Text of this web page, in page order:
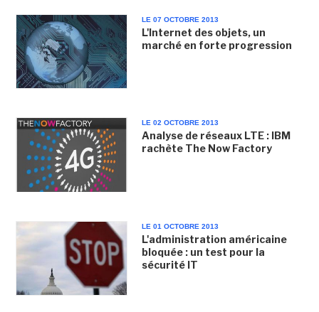
LE 07 OCTOBRE 2013
L'Internet des objets, un
marché en forte progression
LE 02 OCTOBRE 2013
Analyse de réseaux LTE : IBM
rachète The Now Factory
LE 01 OCTOBRE 2013
L'administration américaine
bloquée : un test pour la
sécurité IT